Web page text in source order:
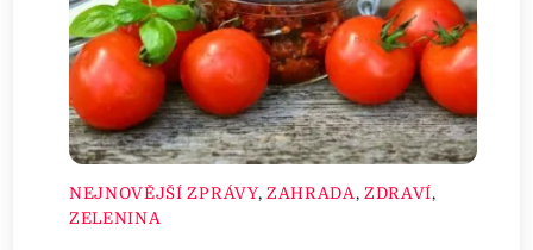
NEJNOVĚJŠÍ ZPRÁVY, ZAHRADA, ZDRAVÍ,
ZELENINA